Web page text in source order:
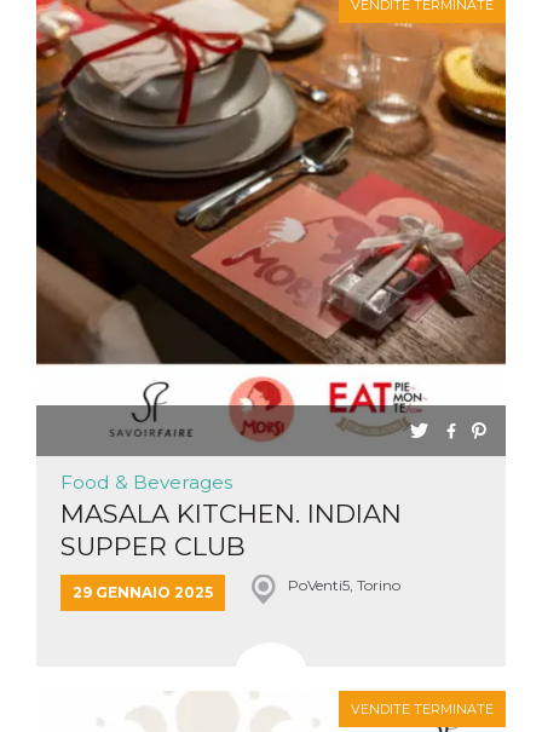
VENDITE TERMINATE
Food & Beverages
MASALA KITCHEN. INDIAN
SUPPER CLUB
29 GENNAIO 2025 PoVenti5, Torino
VENDITE TERMINATE